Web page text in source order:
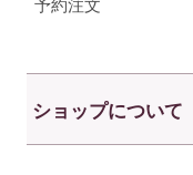
予約注文
ショップについて